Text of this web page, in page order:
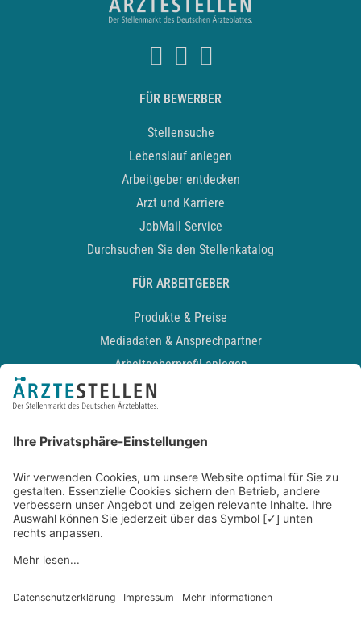
FÜR BEWERBER
Stellensuche
Lebenslauf anlegen
Arbeitgeber entdecken
Arzt und Karriere
JobMail Service
Durchsuchen Sie den Stellenkatalog
FÜR ARBEITGEBER
Produkte & Preise
Mediadaten & Ansprechpartner
Arbeitgeberprofil anlegen
Recruiting-Podcast
Kontakt
Datenschutz
Newsletter